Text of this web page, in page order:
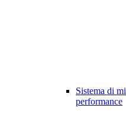
Sistema di
performance